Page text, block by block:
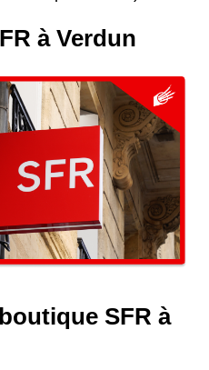
à Verdun
SFR à